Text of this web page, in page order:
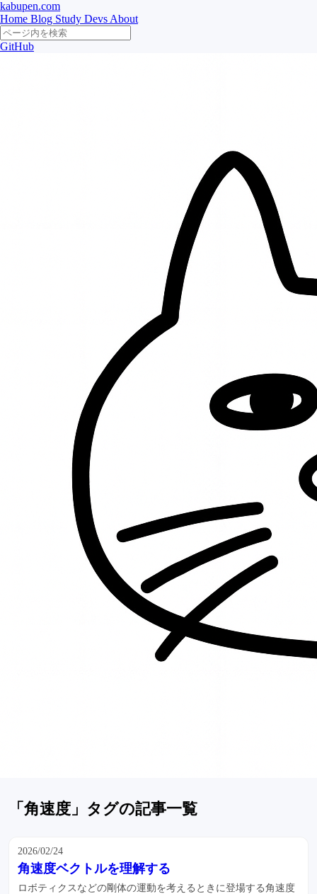
kabupen.com
Home Blog Study Devs About
GitHub
「角速度」タグの記事一覧
2026/02/24
角速度ベクトルを理解する
ロボティクスなどの剛体の運動を考えるときに登場する角速度